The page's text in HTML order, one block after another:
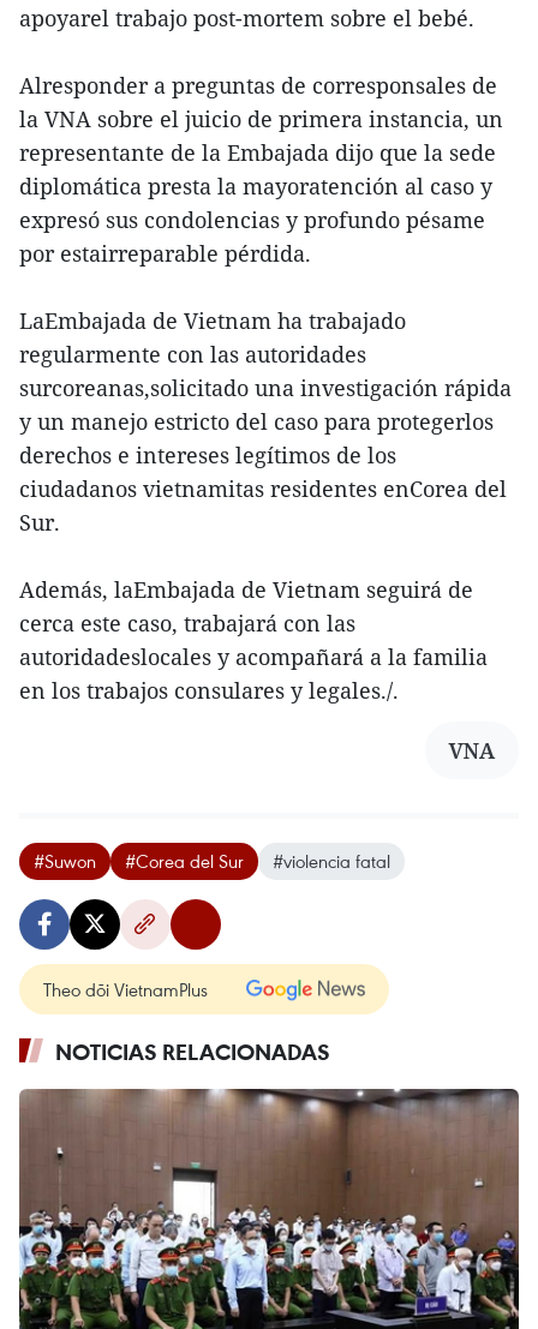
apoyarel trabajo post-mortem sobre el bebé.
Alresponder a preguntas de corresponsales de
la VNA sobre el juicio de primera instancia, un
representante de la Embajada dijo que la sede
diplomática presta la mayoratención al caso y
expresó sus condolencias y profundo pésame
por estairreparable pérdida.
LaEmbajada de Vietnam ha trabajado
regularmente con las autoridades
surcoreanas,solicitado una investigación rápida
y un manejo estricto del caso para protegerlos
derechos e intereses legítimos de los
ciudadanos vietnamitas residentes enCorea del
Sur.
Además, laEmbajada de Vietnam seguirá de
cerca este caso, trabajará con las
autoridadeslocales y acompañará a la familia
en los trabajos consulares y legales./.
VNA
#Suwon #Corea del Sur #violencia fatal
Theo dõi VietnamPlus
NOTICIAS RELACIONADAS